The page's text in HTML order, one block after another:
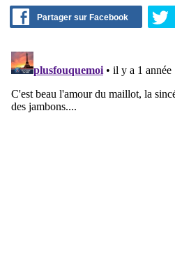
Partager sur Facebook